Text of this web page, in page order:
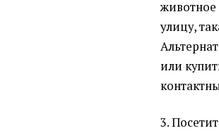
животное
улицу,
или
3.